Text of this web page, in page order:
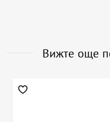
Вижте още